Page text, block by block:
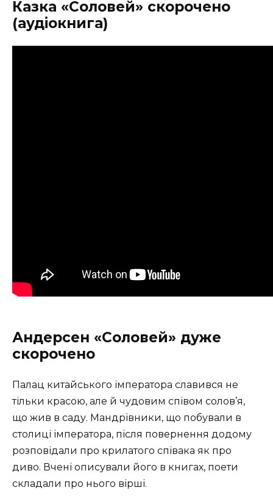
Казка «Соловей» скорочено
(аудіокнига)
Андерсен «Соловей» дуже
скорочено
Палац китайського імператора славився не
тільки красою, але й чудовим співом солов’я,
що жив в саду. Мандрівники, що побували в
столиці імператора, після повернення додому
розповідали про крилатого співака як про
диво. Вчені описували його в книгах, поети
складали про нього вірші.